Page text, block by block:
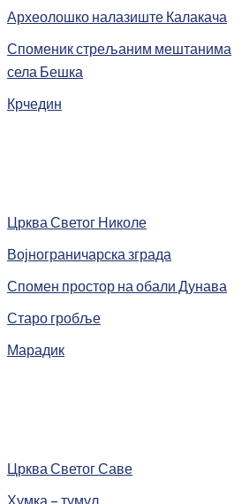
Археолошко налазиште Калакача
Споменик стрељаним мештанима
села Бешка
Крчедин
Црква Светог Николе
Војнограничарска зграда
Спомен простор на обали Дунава
Старо гробље
Марадик
Црква Светог Саве
Хумка – тумул